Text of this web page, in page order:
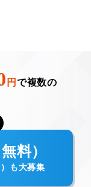
円 で複数の
料）
も大募集